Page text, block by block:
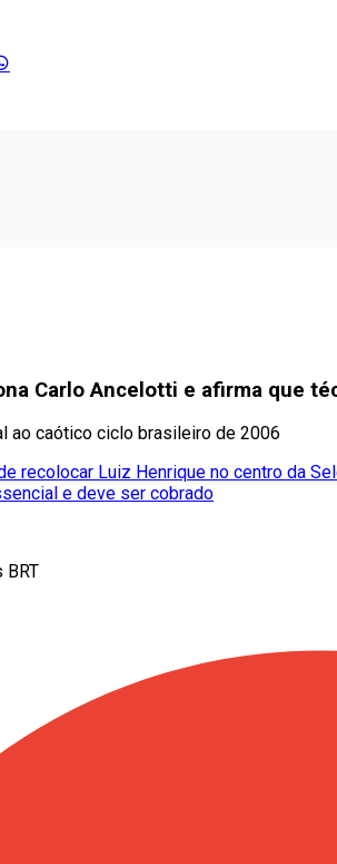
Carlo Ancelotti e afirma que
ao caótico ciclo brasileiro de 2006
recolocar Luiz Henrique no centro da
e deve ser cobrado